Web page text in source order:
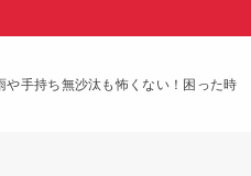
や手持ち無沙汰も怖くない！困った時